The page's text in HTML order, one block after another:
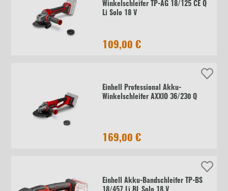
Winkelschleifer TP-AG 18/125 CE Q
Li Solo 18 V
109,00 €
Einhell Professional Akku-
Winkelschleifer AXXIO 36/230 Q
169,00 €
Einhell Akku-Bandschleifer TP-BS